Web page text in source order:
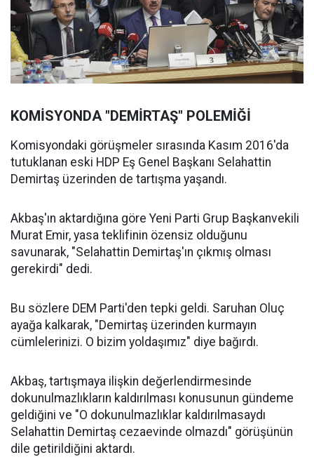
KOMİSYONDA "DEMİRTAŞ" POLEMİĞİ
Komisyondaki görüşmeler sırasında Kasım 2016'da
tutuklanan eski HDP Eş Genel Başkanı Selahattin
Demirtaş üzerinden de tartışma yaşandı.
Akbaş'ın aktardığına göre Yeni Parti Grup Başkanvekili
Murat Emir, yasa teklifinin özensiz olduğunu
savunarak, "Selahattin Demirtaş'ın çıkmış olması
gerekirdi" dedi.
Bu sözlere DEM Parti'den tepki geldi. Saruhan Oluç
ayağa kalkarak, "Demirtaş üzerinden kurmayın
cümlelerinizi. O bizim yoldaşımız" diye bağırdı.
Akbaş, tartışmaya ilişkin değerlendirmesinde
dokunulmazlıkların kaldırılması konusunun gündeme
geldiğini ve "O dokunulmazlıklar kaldırılmasaydı
Selahattin Demirtaş cezaevinde olmazdı" görüşünün
dile getirildiğini aktardı.